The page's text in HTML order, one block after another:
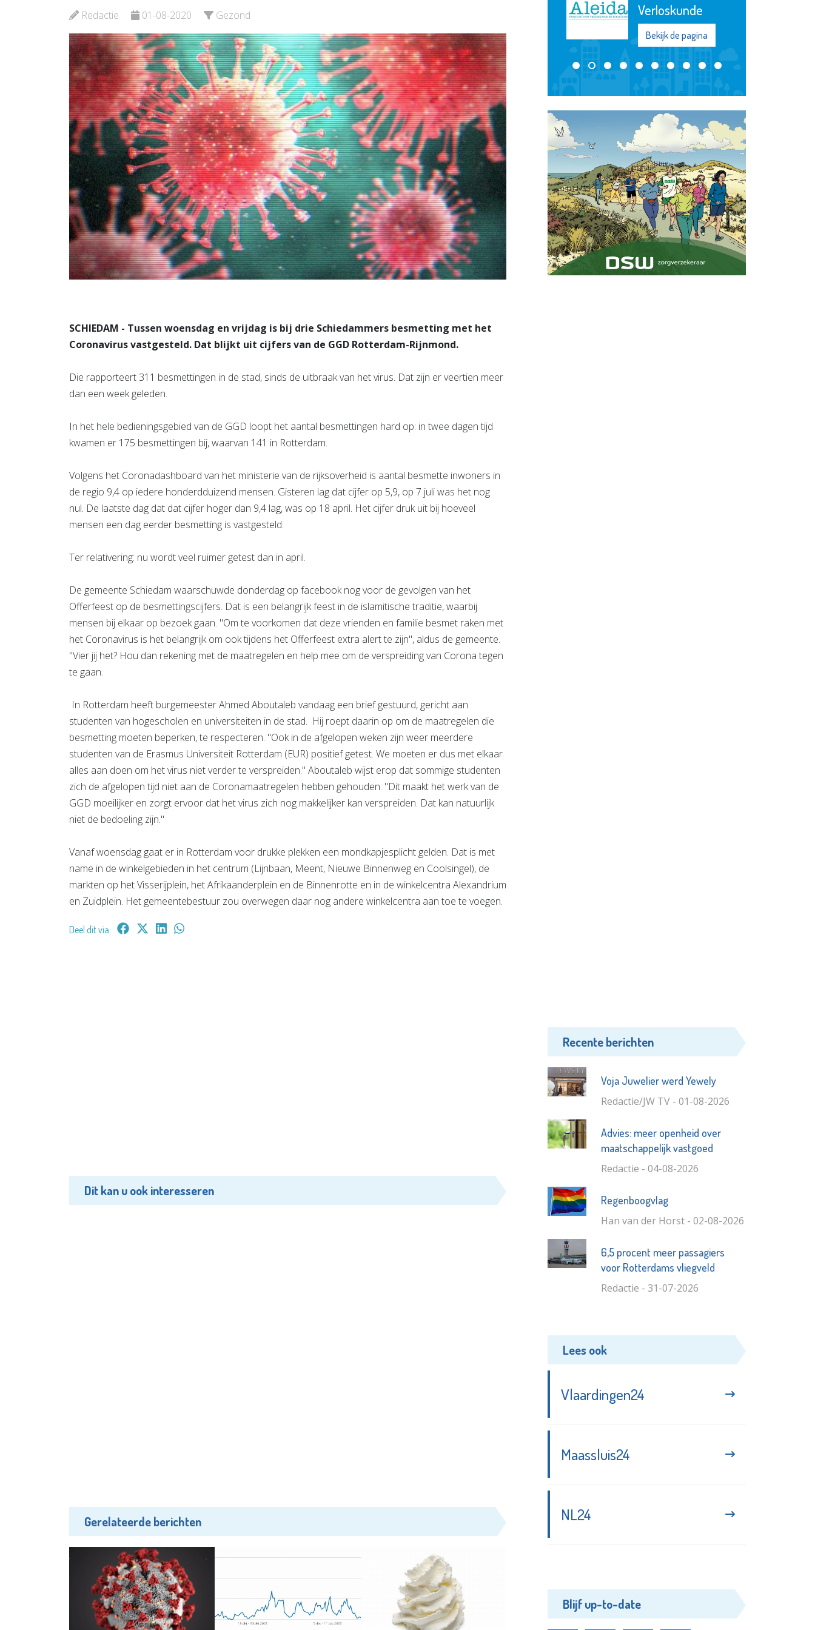
Redactie 01-08-2020 Gezond
SCHIEDAM - Tussen woensdag en vrijdag is bij drie Schiedammers besmetting met het
Coronavirus vastgesteld. Dat blijkt uit cijfers van de GGD Rotterdam-Rijnmond.
Die rapporteert 311 besmettingen in de stad, sinds de uitbraak van het virus. Dat zijn er veertien meer
dan een week geleden.
In het hele bedieningsgebied van de GGD loopt het aantal besmettingen hard op: in twee dagen tijd
kwamen er 175 besmettingen bij, waarvan 141 in Rotterdam.
Volgens het Coronadashboard van het ministerie van de rijksoverheid is aantal besmette inwoners in
de regio 9,4 op iedere honderdduizend mensen. Gisteren lag dat cijfer op 5,9, op 7 juli was het nog
nul. De laatste dag dat dat cijfer hoger dan 9,4 lag, was op 18 april. Het cijfer druk uit bij hoeveel
mensen een dag eerder besmetting is vastgesteld.
Ter relativering: nu wordt veel ruimer getest dan in april.
De gemeente Schiedam waarschuwde donderdag op facebook nog voor de gevolgen van het
Offerfeest op de besmettingscijfers. Dat is een belangrijk feest in de islamitische traditie, waarbij
mensen bij elkaar op bezoek gaan. "Om te voorkomen dat deze vrienden en familie besmet raken met
het Coronavirus is het belangrijk om ook tijdens het Offerfeest extra alert te zijn", aldus de gemeente.
"Vier jij het? Hou dan rekening met de maatregelen en help mee om de verspreiding van Corona tegen
te gaan.
In Rotterdam heeft burgemeester Ahmed Aboutaleb vandaag een brief gestuurd, gericht aan
studenten van hogescholen en universiteiten in de stad. Hij roept daarin op om de maatregelen die
besmetting moeten beperken, te respecteren. "Ook in de afgelopen weken zijn weer meerdere
studenten van de Erasmus Universiteit Rotterdam (EUR) positief getest. We moeten er dus met elkaar
alles aan doen om het virus niet verder te verspreiden." Aboutaleb wijst erop dat sommige studenten
zich de afgelopen tijd niet aan de Coronamaatregelen hebben gehouden. "Dit maakt het werk van de
GGD moeilijker en zorgt ervoor dat het virus zich nog makkelijker kan verspreiden. Dat kan natuurlijk
niet de bedoeling zijn."
Vanaf woensdag gaat er in Rotterdam voor drukke plekken een mondkapjesplicht gelden. Dat is met
name in de winkelgebieden in het centrum (Lijnbaan, Meent, Nieuwe Binnenweg en Coolsingel), de
markten op het Visserijplein, het Afrikaanderplein en de Binnenrotte en in de winkelcentra Alexandrium
en Zuidplein. Het gemeentebestuur zou overwegen daar nog andere winkelcentra aan toe te voegen.
Deel dit via:
Dit kan u ook interesseren
Gerelateerde berichten
Bekijk de pagina Bekijk de pagina
Bekijk de pagina
Recente berichten
Voja Juwelier werd Yewely
Redactie/JW TV - 01-08-2026
Advies: meer openheid over
maatschappelijk vastgoed
Redactie - 04-08-2026
Regenboogvlag
Han van der Horst - 02-08-2026
6,5 procent meer passagiers
voor Rotterdams vliegveld
Redactie - 31-07-2026
Lees ook
Vlaardingen24
Maassluis24
NL24
Blijf up-to-date